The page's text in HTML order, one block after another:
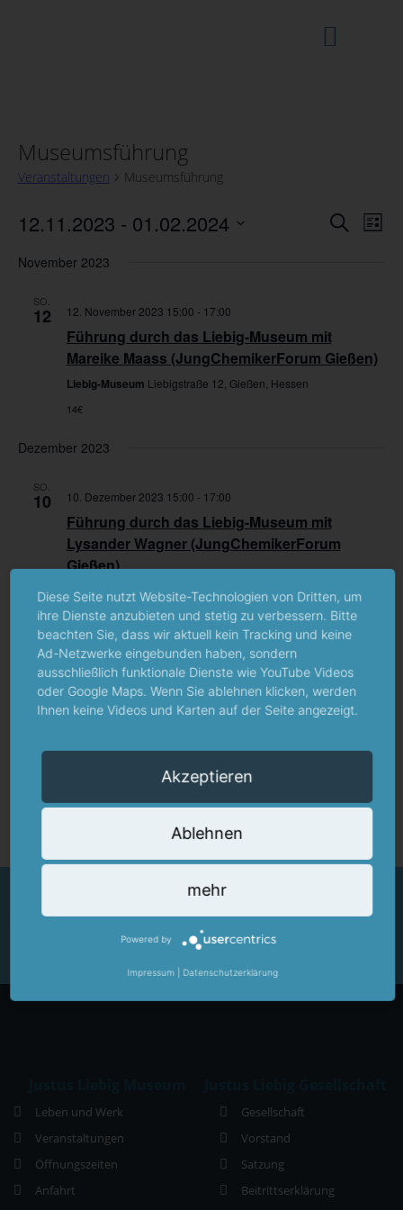
Museumsführung
Veranstaltungen Museumsführung
SucheListe
12.11.2023 - 01.02.2024
wählen.
November 2023
SO.
12 12. November 2023 15:00 - 17:00
Führung durch das Liebig-Museum mit
Mareike Maass (JungChemikerForum Gießen)
Liebig-Museum Liebigstraße 12, Gießen, Hessen
14€
Dezember 2023
SO.
10 10. Dezember 2023 15:00 - 17:00
Führung durch das Liebig-Museum mit
Lysander Wagner (JungChemikerForum
Gießen)
Liebig-MuseumLiebigstraße 12, Gießen, Hessen
14€
VorherigeVeranstaltungen Heute Nächste
Hessisches Museum des Monats - gefördert
durch
Leben und Werk
Veranstaltungen
Öffnungszeiten
Anfahrt
Gesellschaft
Vorstand
Satzung
Beitrittserklärung
Diese Seite nutzt Website-Technologien von Dritten, um
ihre Dienste anzubieten und stetig zu verbessern. Bitte
beachten Sie, dass wir aktuell kein Tracking und keine
Ad-Netzwerke eingebunden haben, sondern
ausschließlich funktionale Dienste wie YouTube Videos
oder Google Maps. Wenn Sie ablehnen klicken, werden
Ihnen keine Videos und Karten auf der Seite angezeigt.
Akzeptieren
Ablehnen
mehr
Powered by
Impressum Datenschutzerklärung